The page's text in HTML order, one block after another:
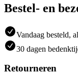
Bestel- en
Vandaag besteld,
30 dagen
Retourneren